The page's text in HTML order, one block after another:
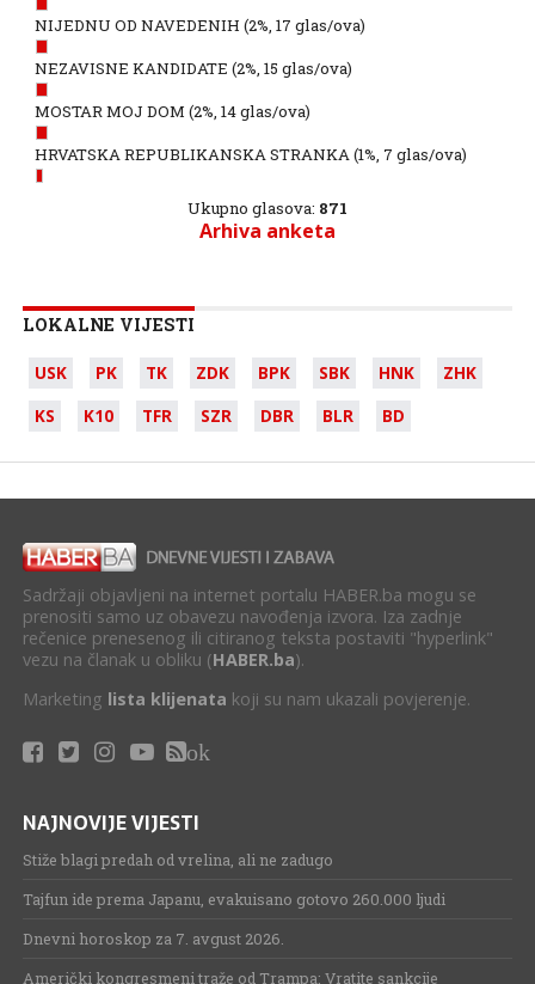
NIJEDNU OD NAVEDENIH (2%, 17 glas/ova)
NEZAVISNE KANDIDATE (2%, 15 glas/ova)
MOSTAR MOJ DOM (2%, 14 glas/ova)
HRVATSKA REPUBLIKANSKA STRANKA(1%, 7 glas/ova)
Ukupno glasova: 871
Arhiva anketa
LOKALNE VIJESTI
USK PK TK ZDK BPK SBK HNK
ZHK
KS
K10 TFR SZR DBR BLR BD
Sadržaji objavljeni na internet portalu HABER.ba mogu se
prenositi samo uz obavezu navođenja izvora. Iza zadnje
rečenice prenesenog ili citiranog teksta postaviti "hyperlink"
vezu na članak u obliku (HABER.ba).
Marketing lista klijenata koji su nam ukazali povjerenje.
ok
NAJNOVIJE VIJESTI
Stiže blagi predah od vrelina, ali ne zadugo
Tajfun ide prema Japanu, evakuisano gotovo 260.000 ljudi
Dnevni horoskop za 7. avgust 2026.
Američki kongresmeni traže od Trampa: Vratite sankcije